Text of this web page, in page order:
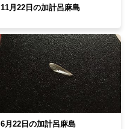
11月22日の加計呂麻島
6月22日の加計呂麻島